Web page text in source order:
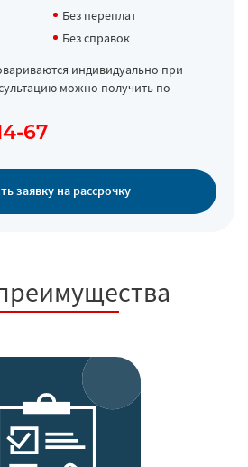
Без переплат
Без справок
индивидуально при
можно получить по
67
заявку на рассрочку